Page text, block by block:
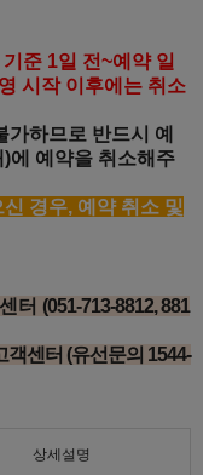
준 1일 전~예약 일
시작 이후에는 취소
하므로 반드시 예
에 예약을 취소해주
경우, 예약 취소 및
터 (051-713-8812, 881
센터 (유선문의 1544-
상세설명